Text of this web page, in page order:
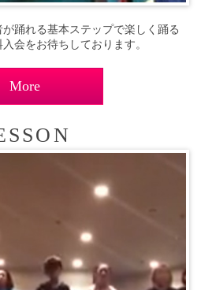
踊れる基本ステップで楽しく踊る
会をお待ちしております。
More